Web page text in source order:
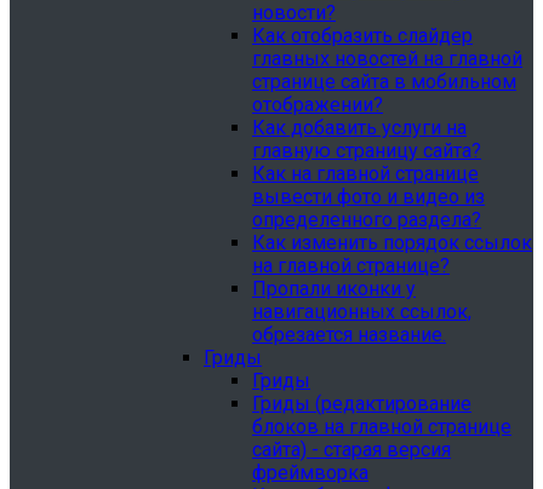
новости?
Как отобразить слайдер
главных новостей на главной
странице сайта в мобильном
отображении?
Как добавить услуги на
главную страницу сайта?
Как на главной странице
вывести фото и видео из
определенного раздела?
Как изменить порядок ссылок
на главной странице?
Пропали иконки у
навигационных ссылок,
обрезается название.
Гриды
Гриды
Гриды (редактирование
блоков на главной странице
сайта) - старая версия
фреймворка